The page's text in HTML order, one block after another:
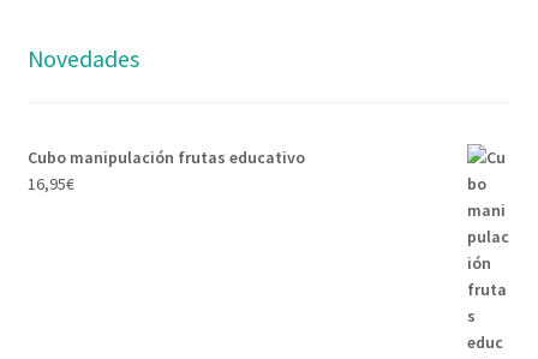
Novedades
Cubo manipulación frutas educativo
16,95€